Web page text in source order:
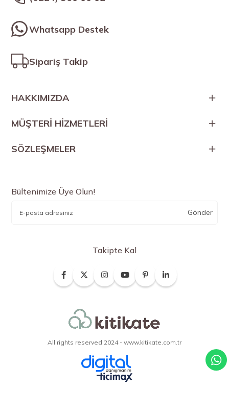
Whatsapp Destek
Sipariş Takip
HAKKIMIZDA
MÜŞTERİ HİZMETLERİ
SÖZLEŞMELER
Bültenimize Üye Olun!
Gönder
Takipte Kal
All rights reserved 2024 - www.kitikate.com.tr